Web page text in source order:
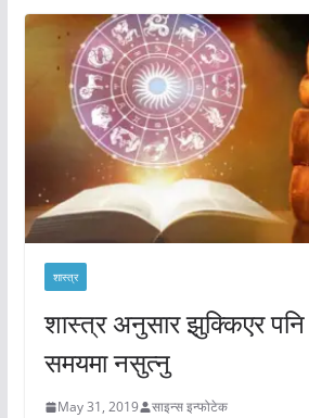
शास्त्र
शास्त्र अनुसार झुक्किएर पनि
समयमा नसुत्नु
May 31, 2019 साइन्स इन्फोटेक